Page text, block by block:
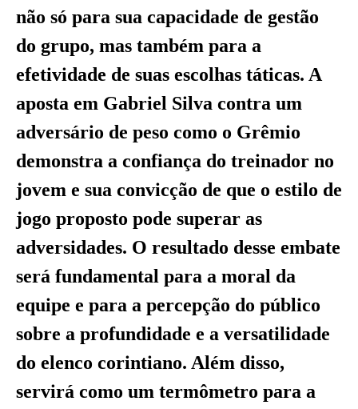
não só para sua capacidade de gestão
do grupo, mas também para a
efetividade de suas escolhas táticas. A
aposta em Gabriel Silva contra um
adversário de peso como o Grêmio
demonstra a confiança do treinador no
jovem e sua convicção de que o estilo de
jogo proposto pode superar as
adversidades. O resultado desse embate
será fundamental para a moral da
equipe e para a percepção do público
sobre a profundidade e a versatilidade
do elenco corintiano. Além disso,
servirá como um termômetro para a